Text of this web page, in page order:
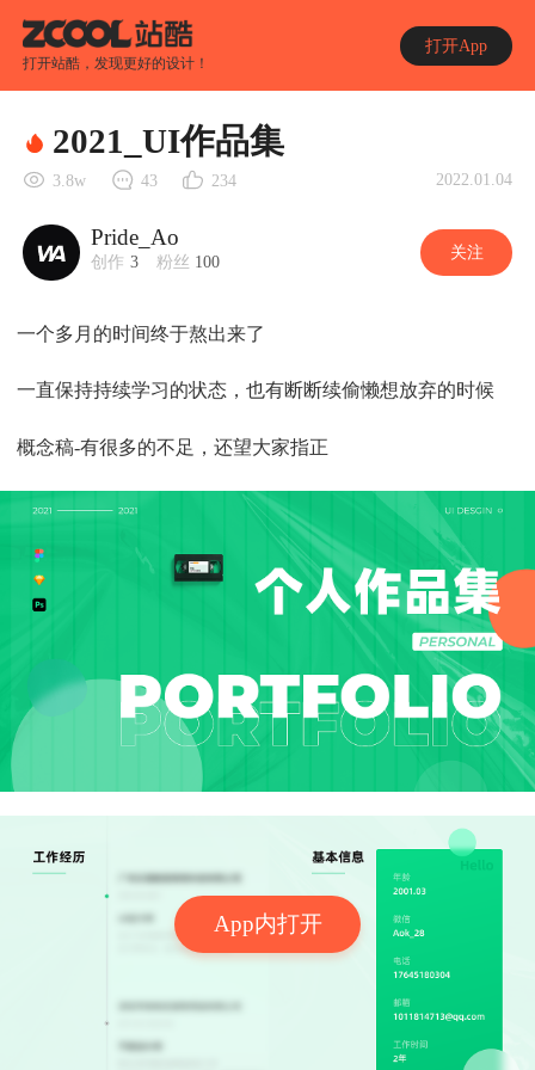
打开站酷，发现更好的设计！
打开App
App内打开
2021_UI作品集
3.8w 43 234 2022.01.04
Pride_Ao
创作 3 粉丝 100 关注
一个多月的时间终于熬出来了
一直保持持续学习的状态，也有断断续偷懒想放弃的时候
概念稿-有很多的不足，还望大家指正